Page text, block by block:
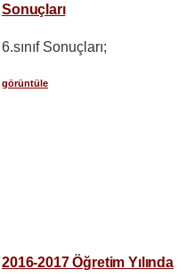
Sonuçları
6.sınıf Sonuçları;
görüntüle
2016-2017 Öğretim Yılında